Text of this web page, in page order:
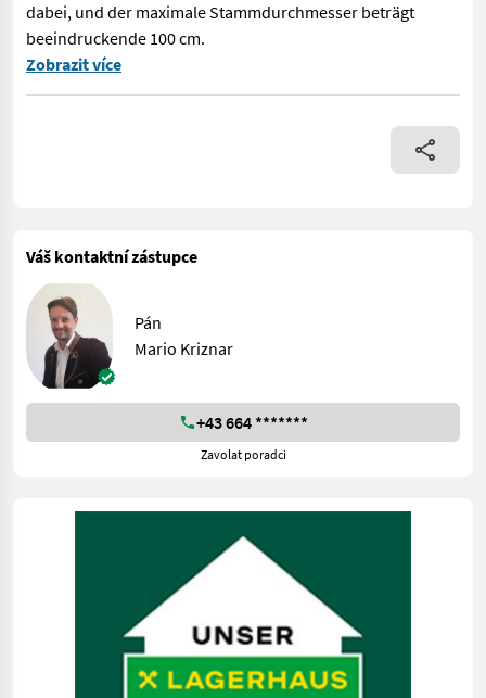
dabei, und der maximale Stammdurchmesser beträgt
beeindruckende 100 cm.
Zum Verkauf steht eine gebrauchte Bandsäge der Marke
Zobrazit více
Váš kontaktní zástupce
Pán
Mario Kriznar
+43 664 *******
Zavolat poradci